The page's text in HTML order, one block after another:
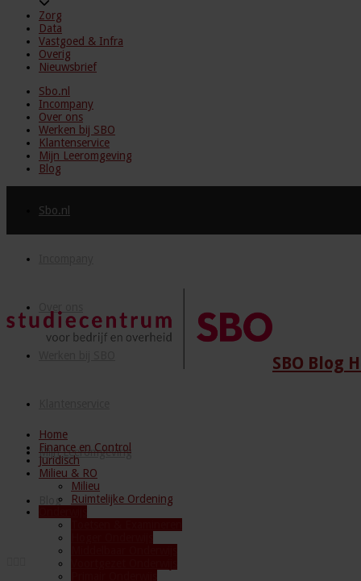
Zorg
Data
Vastgoed & Infra
Overig
Nieuwsbrief
Sbo.nl
Incompany
Over ons
Werken bij SBO
Klantenservice
Mijn Leeromgeving
Blog
Sbo.nl
Mijn Leeromgeving
Blog
SBO Blog
Home
Finance en Control
Juridisch
Milieu & RO
Milieu
Ruimtelijke Ordening